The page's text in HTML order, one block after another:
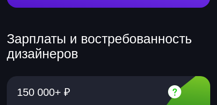
задачах: создавать продукты с нуля,
оптимизировать рутину, экономить
время и силы, генерировать контент,
зарабатывать на фрилансе.